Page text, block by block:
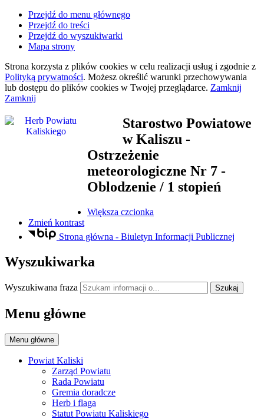
Przejdź do menu głównego
Przejdź do treści
Przejdź do wyszukiwarki
Mapa strony
Strona korzysta z plików cookies w celu realizacji usług i zgodnie z
Polityką prywatności. Możesz określić warunki przechowywania
lub dostępu do plików cookies w Twojej przeglądarce. Zamknij
Zamknij
Starostwo Powiatowe
w Kaliszu -
Ostrzeżenie
meteorologiczne Nr 7 -
Oblodzenie / 1 stopień
Większa czcionka
Zmień kontrast
Strona główna - Biuletyn Informacji Publicznej
Wyszukiwarka
Wyszukiwana fraza Szukaj
Menu główne
Menu główne
Powiat Kaliski
Zarząd Powiatu
Rada Powiatu
Gremia doradcze
Herb i flaga
Statut Powiatu Kaliskiego